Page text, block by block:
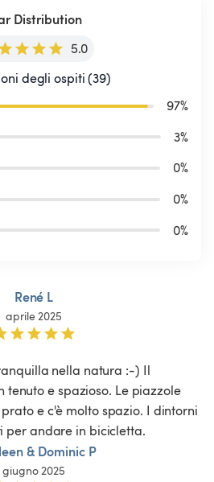
Distribution
5.0
degli ospiti (39)
97%
3%
0%
0%
0%
René L
aprile 2025
nella natura :-) Il
e spazioso. Le piazzole
e c'è molto spazio. I dintorni
per andare in bicicletta.
& Dominic P
giugno 2025